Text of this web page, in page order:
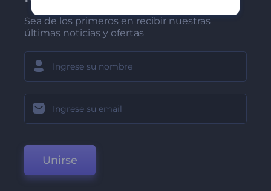
Sea de los primeros en recibir nuestras
últimas noticias y ofertas
Unirse